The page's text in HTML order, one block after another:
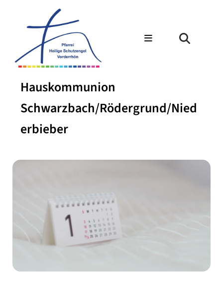
Hauskommunion
Schwarzbach/Rödergrund/Nied
erbieber